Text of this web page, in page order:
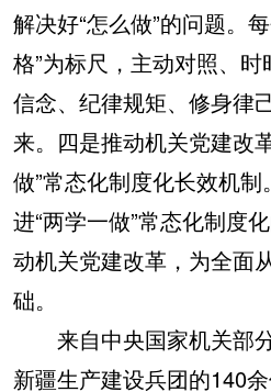
解决好“怎么做”的问题。
格”为标尺，主动对照、
信念、纪律规矩、修身律
来。四是推动机关党建改
做”常态化制度化长效机
进“两学一做”常态化制度
动机关党建改革，为全面
础。
来自中央国家机关部
新疆生产建设兵团的140